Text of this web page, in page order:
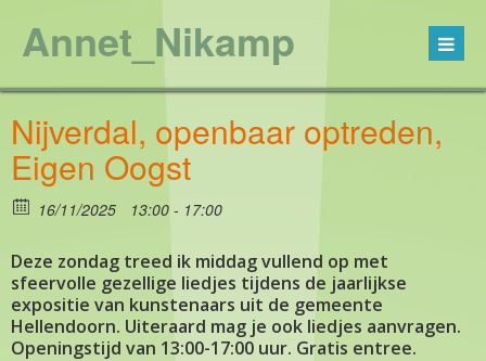
Annet_Nikamp
Nijverdal, openbaar optreden,
Eigen Oogst
16/11/2025 13:00 - 17:00
Deze zondag treed ik middag vullend op met
sfeervolle gezellige liedjes tijdens de jaarlijkse
expositie van kunstenaars uit de gemeente
Hellendoorn. Uiteraard mag je ook liedjes aanvragen.
Openingstijd van 13:00-17:00 uur. Gratis entree.